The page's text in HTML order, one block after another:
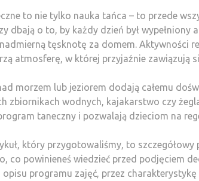
to nie tylko nauka tańca – to przede
dbają o to, by każdy dzień był wypełniony
tęsknotę za domem. Aktywności
atmosferę, w której przyjaźnie zawiązują
morzem lub jeziorem dodają całemu
zbiornikach wodnych, kajakarstwo czy
taneczny i pozwalają dzieciom na
który przygotowaliśmy, to
co powinieneś wiedzieć przed podjęciem
opisu programu zajęć, przez